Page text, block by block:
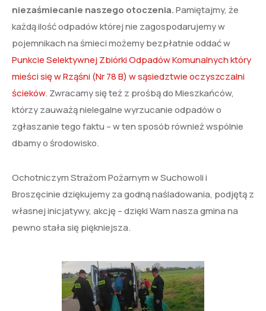
niezaśmiecanie naszego otoczenia.Pamiętajmy, że
każdą ilość odpadów której nie zagospodarujemy w
pojemnikach na śmieci możemy bezpłatnie oddać w
Punkcie Selektywnej Zbiórki Odpadów Komunalnych który
mieści się w Rząśni (Nr 78 B) w sąsiedztwie oczyszczalni
ścieków. Zwracamy się też z prośbą do Mieszkańców,
którzy zauważą nielegalne wyrzucanie odpadów o
zgłaszanie tego faktu – w ten sposób również wspólnie
dbamy o środowisko.
Ochotniczym Strażom Pożarnym w Suchowoli i
Broszęcinie dziękujemy za godną naśladowania, podjętą z
własnej inicjatywy, akcję – dzięki Wam nasza gmina na
pewno stała się piękniejsza.